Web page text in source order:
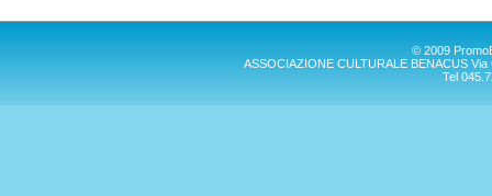
© 2009
ASSOCIAZIONE CULTURALE BENACUS
Tel